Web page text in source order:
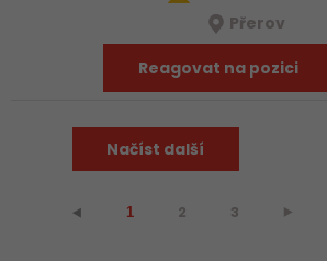
Přerov
Reagovat na pozici
Načíst další
⯇ 1 2 3 ⯈